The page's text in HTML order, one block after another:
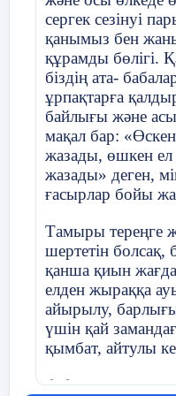
«Ақтөбе орта
Жайықбай
Үйге тапсырма :
түрлері тақырыбына
Назарларыңызға
2021-
Сынып
Күні:
Сынып:8Б
Сынып
Тәрбие
Мақсаты
сергек сезінуі
қанымыз бен
құрамды бөлігі.
біздің ата-
ұрпақтарға
байлығы және
мақал бар:
жазады, өшкен
жазады» деген,
ғасырлар бойы
Тамыры тереңге
шертетін болсақ,
қанша қиын
елден жыраққа
айырылу,
үшін қай
қымбат, айтулы
бабаларымыздың